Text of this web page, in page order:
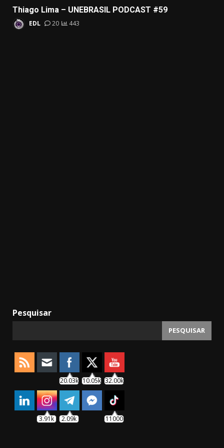
Thiago Lima – UNEBRASIL PODCAST #59
EDL 20 443
Pesquisar
PESQUISAR
20.03k 10.05k 32.00k
3.91k 2.09k 11000